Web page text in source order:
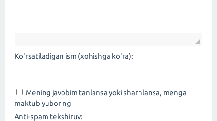
Ko'rsatiladigan ism (xohishga ko'ra):
Mening javobim tanlansa yoki sharhlansa, menga
maktub yuboring
Anti-spam tekshiruv: